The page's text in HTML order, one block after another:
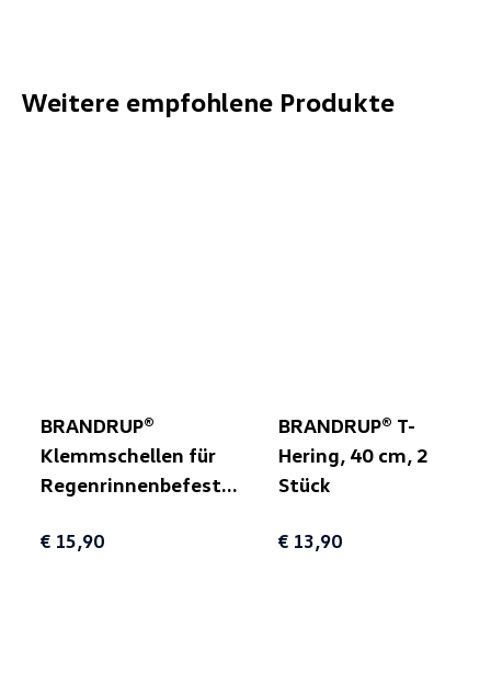
Weitere empfohlene Produkte
BRANDRUP®
Klemmschellen für
Regenrinnenbefestigung,
€ 15,90
BRANDRUP® T-
Hering, 40 cm, 2
Stück
€ 13,90